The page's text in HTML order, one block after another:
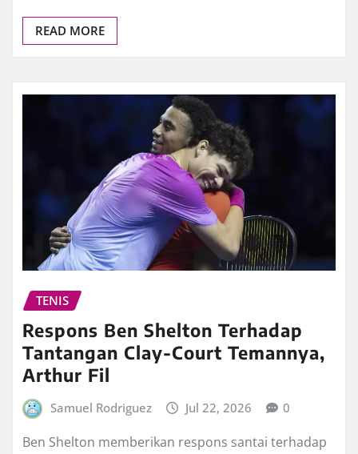
READ MORE
TENIS
Respons Ben Shelton Terhadap
Tantangan Clay-Court Temannya,
Arthur Fil
Samuel Rodriguez Jul 22, 2026 0
Ben Shelton memberikan respons santai terhadap